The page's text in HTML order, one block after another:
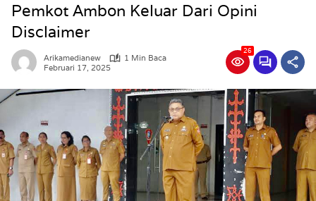
Pemkot Ambon Keluar Dari Opini
Disclaimer
Arikamedianew
1 Min Baca
Februari 17, 2025
26